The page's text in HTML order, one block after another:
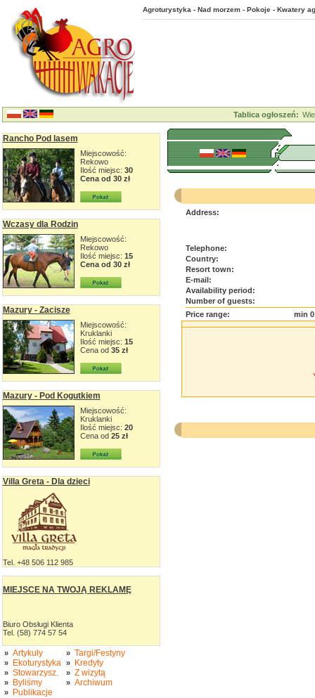
Agroturystyka - Nad morzem - Pokoje - Kwatery
Tablica ogłoszeń:
Rancho Pod lasem
Miejscowość:
Rekowo
Ilość miejsc: 30
Cena od 30 zł
Wczasy dla Rodzin
Miejscowość:
Rekowo
Ilość miejsc: 15
Cena od 30 zł
Mazury - Zacisze
Miejscowość:
Kruklanki
Ilość miejsc: 15
Cena od 35 zł
Mazury - Pod Kogutkiem
Miejscowość:
Kruklanki
Ilość miejsc: 20
Cena od 25 zł
Villa Greta - Dla dzieci
Tel. +48 506 112 985
MIEJSCE NA TWOJĄ REKLAMĘ
Biuro Obsługi Klienta
Tel. (58) 774 57 54
» Artykuły
» Ekoturystyka
» Stowarzysz.
» Byliśmy
» Publikacje
» Targi/Festyny
» Kredyty
» Z wizytą
» Archiwum
Address:
Telephone:
Country:
Resort town:
E-mail:
Availability period:
Number of guests:
Price range:
min 0